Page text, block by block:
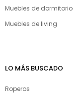
Muebles de dormitorio
Muebles de living
LO MÁS BUSCADO
Roperos